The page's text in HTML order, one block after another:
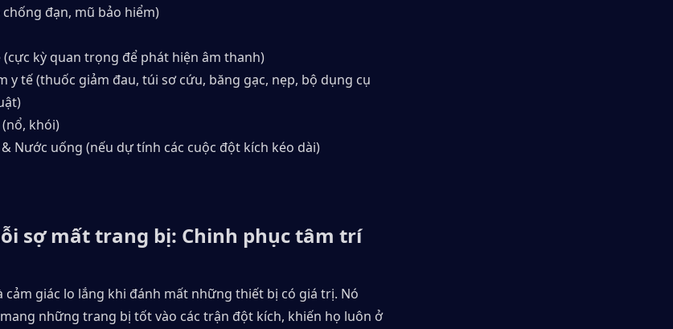
chống đạn, mũ bảo hiểm)
(cực kỳ quan trọng để phát hiện âm thanh)
y tế (thuốc giảm đau, túi sơ cứu, băng gạc, nẹp, bộ dụng cụ
khói)
Nước uống (nếu dự tính các cuộc đột kích kéo dài)
sợ mất trang bị: Chinh phục tâm trí
cảm giác lo lắng khi đánh mất những thiết bị có giá trị. Nó
những trang bị tốt vào các trận đột kích, khiến họ luôn ở